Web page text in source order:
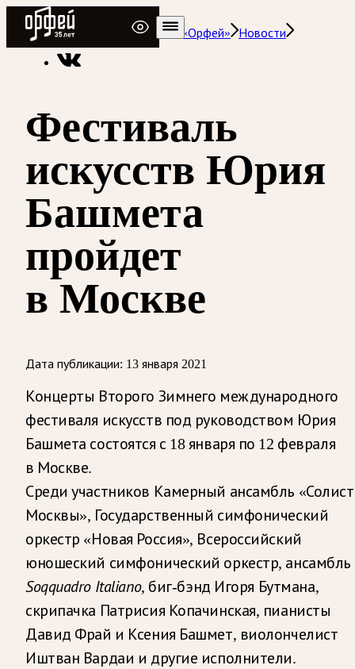
Радио Орфей
Радио классической музыки «Орфей»
Новости
Фестиваль
искусств Юрия
Башмета
пройдет
в Москве
Дата публикации: 13 января 2021
Концерты Второго Зимнего международного
фестиваля искусств под руководством Юрия
Башмета состоятся с 18 января по 12 февраля
в Москве.
Среди участников Камерный ансамбль
Москвы», Государственный симфонический
оркестр «Новая Россия», Всероссийский
юношеский симфонический оркестр, ансамбль
Soqquadro Italiano, биг-бэнд Игоря Бутмана,
скрипачка Патрисия Копачинская, пианисты
Давид Фрай и Ксения Башмет, виолончелист
Иштван Вардаи и другие исполнители.